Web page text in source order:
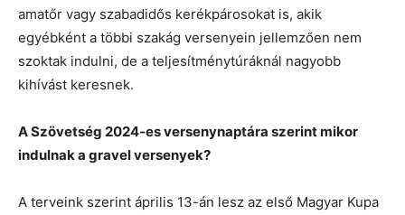
amatőr vagy szabadidős kerékpárosokat is, akik
egyébként a többi szakág versenyein jellemzően nem
szoktak indulni, de a teljesítménytúráknál nagyobb
kihívást keresnek.
A Szövetség 2024-es versenynaptára szerint mikor
indulnak a gravel versenyek?
A terveink szerint április 13-án lesz az első Magyar Kupa